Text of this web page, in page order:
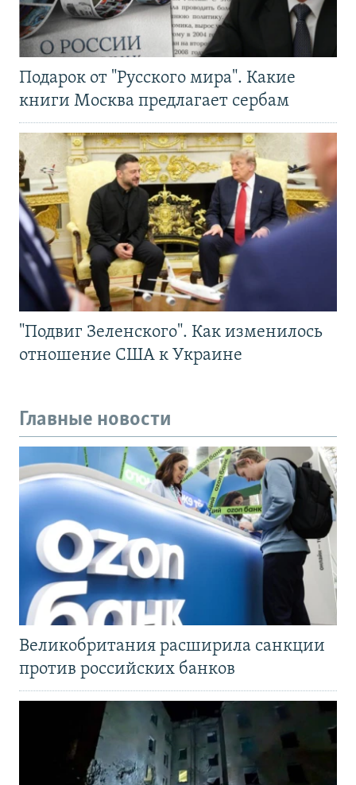
Подарок от "Русского мира". Какие
книги Москва предлагает сербам
"Подвиг Зеленского". Как изменилось
отношение США к Украине
Главные новости
Великобритания расширила санкции
против российских банков